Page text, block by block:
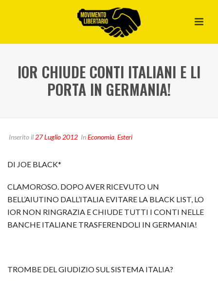
IOR CHIUDE CONTI ITALIANI E LI
PORTA IN GERMANIA!
Inserito il 27 Luglio 2012 InEconomia, Esteri
DI JOE BLACK*
CLAMOROSO. DOPO AVER RICEVUTO UN
BELL’AIUTINO DALL’ITALIA EVITARE LA BLACK LIST, LO
IOR NON RINGRAZIA E CHIUDE TUTTI I CONTI NELLE
BANCHE ITALIANE TRASFERENDOLI IN GERMANIA!
TROMBE DEL GIUDIZIO SUL SISTEMA ITALIA?